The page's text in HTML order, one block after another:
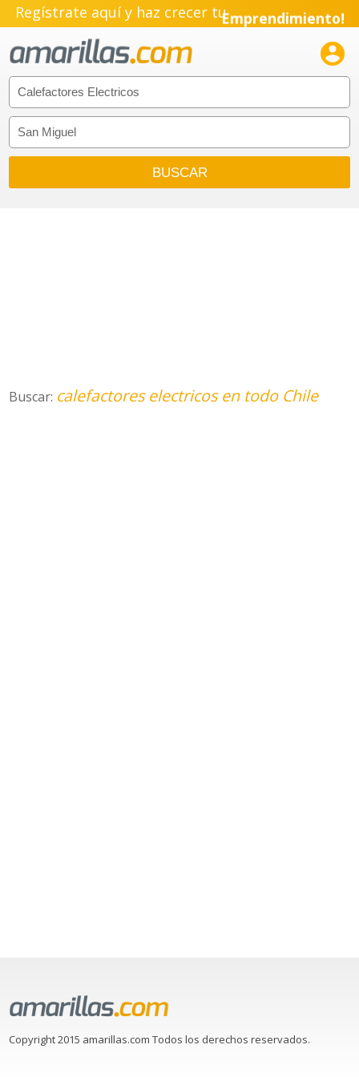
Regístrate aquí y haz crecer tuEmprendimiento!

Buscar: calefactores electricos en todo Chile
Copyright 2015 amarillas.com Todos los derechos reservados.